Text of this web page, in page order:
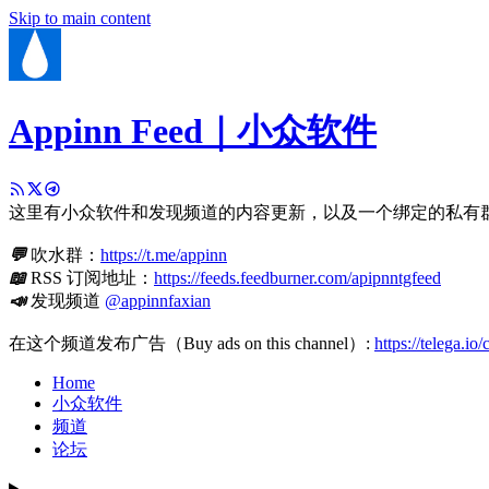
Skip to main content
Appinn Feed｜小众软件
这里有小众软件和发现频道的内容更新，以及一个绑定的私有
💬吹水群： https://t.me/appinn
📖RSS 订阅地址： https://feeds.feedburner.com/apipnntgfeed
📣发现频道 @appinnfaxian
在这个频道发布广告（Buy ads on this channel）: https://telega.io/
Home
小众软件
频道
论坛